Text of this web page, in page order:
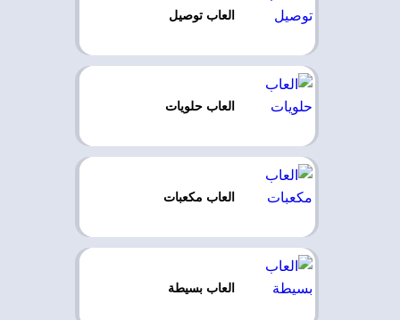
العاب توصيل
العاب حلويات
العاب مكعبات
العاب بسيطة